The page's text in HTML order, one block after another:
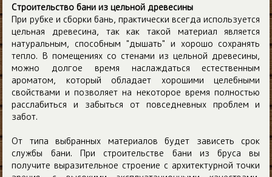
Строительство бани из цельной древесины
При рубке и сборки бань, практически всегда используется
цельная древесина, так как такой материал является
натуральным, способным "дышать" и хорошо сохранять
тепло. В помещениях со стенами из цельной древесины,
можно долгое время наслаждаться естественным
ароматом, который обладает хорошими целебными
свойствами и позволяет на некоторое время полностью
расслабиться и забыться от повседневных проблем и
забот.
От типа выбранных материалов будет зависеть срок
службы бани. При строительстве бани из бруса вы
получите выразительное строение с архитектурной точки